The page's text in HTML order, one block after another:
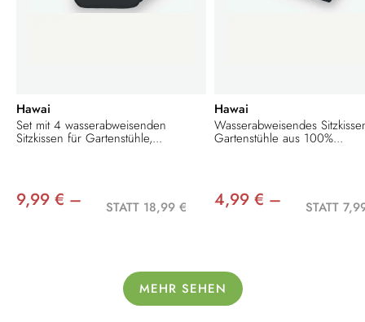
Hawai
Set mit 4 wasserabweisenden
Sitzkissen für Gartenstühle,...
9,99 € – STATT 18,99 €
Hawai
Wasserabweisendes
Gartenstühle aus 100%...
4,99 € – STATT
MEHR SEHEN